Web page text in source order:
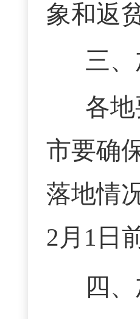
象和返
三
各
市要确
落地情
2月1日
四